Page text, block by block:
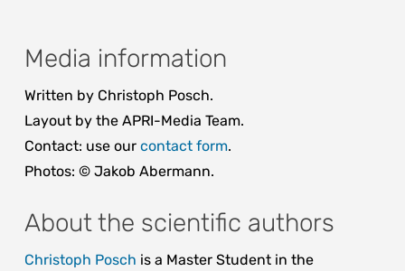
Media information
Written by Christoph Posch.
Layout by the APRI-Media Team.
Contact: use ourcontact form.
Photos: © Jakob Abermann.
About the scientific authors
Christoph Posch is a Master Student in the